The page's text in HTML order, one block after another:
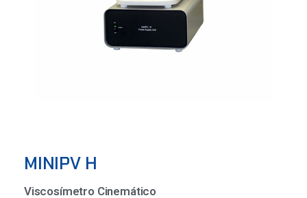
MINIPV H
Viscosímetro Cinemático